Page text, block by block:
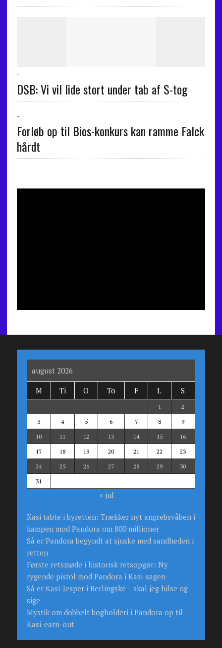
-
DSB: Vi vil lide stort under tab af S-tog
-
Forløb op til Bios-konkurs kan ramme Falck
hårdt
august 2026
M
Ti O To F L S
1
2
3
4 5 6 7 8
9
10
11 12 13 14 15
16
17
18 19 20 21 22
23
24
25 26 27 28 29
30
31
« jul
Kasi tabte i byretten: Trækker nyt angrebsvåben i
kampen mod Pandora om 800 millioner
Så er Pandora begyndt at sjuske med sandheden i
retten
Første retsmøde i historisk retsopgør: Ny
rygende pistol mod Pandora i Kasi-sagen
Så er Kasi-Jesper i Berlingske – skal jeg hilse og
sige
Mystik om dobbelt bogholderi i Pandora op til
Kasi-earn-out